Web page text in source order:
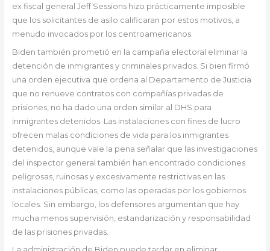
ex fiscal general Jeff Sessions hizo prácticamente imposible
que los solicitantes de asilo calificaran por estos motivos, a
menudo invocados por los centroamericanos.
Biden también prometió en la campaña electoral eliminar la
detención de inmigrantes y criminales privados. Si bien firmó
una orden ejecutiva que ordena al Departamento de Justicia
que no renueve contratos con compañías privadas de
prisiones, no ha dado una orden similar al DHS para
inmigrantes detenidos. Las instalaciones con fines de lucro
ofrecen malas condiciones de vida para los inmigrantes
detenidos, aunque vale la pena señalar que las investigaciones
del inspector general también han encontrado condiciones
peligrosas, ruinosas y excesivamente restrictivas en las
instalaciones públicas, como las operadas por los gobiernos
locales. Sin embargo, los defensores argumentan que hay
mucha menos supervisión, estandarización y responsabilidad
de las prisiones privadas.